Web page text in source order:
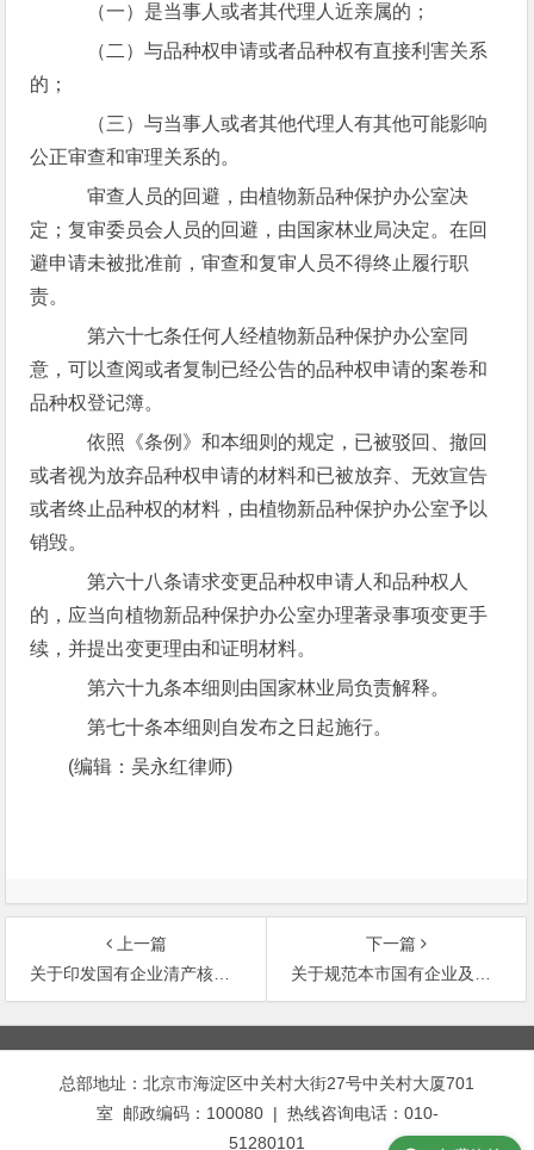
（一）是当事人或者其代理人近亲属的；
（二）与品种权申请或者品种权有直接利害关系
的；
（三）与当事人或者其他代理人有其他可能影响
公正审查和审理关系的。
审查人员的回避，由植物新品种保护办公室决
定；复审委员会人员的回避，由国家林业局决定。在回
避申请未被批准前，审查和复审人员不得终止履行职
责。
第六十七条任何人经植物新品种保护办公室同
意，可以查阅或者复制已经公告的品种权申请的案卷和
品种权登记簿。
依照《条例》和本细则的规定，已被驳回、撤回
或者视为放弃品种权申请的材料和已被放弃、无效宣告
或者终止品种权的材料，由植物新品种保护办公室予以
销毁。
第六十八条请求变更品种权申请人和品种权人
的，应当向植物新品种保护办公室办理著录事项变更手
续，并提出变更理由和证明材料。
第六十九条本细则由国家林业局负责解释。
第七十条本细则自发布之日起施行。
(编辑：吴永红律师)
上一篇
关于印发国有企业清产核资资金核实工作规定的
下一篇
关于规范本市国有企业及国有控股企业改制程序
文
章
总部地址：北京市海淀区中关村大街27号中关村大厦701
室 邮政编码：100080 | 热线咨询电话：010-
51280101